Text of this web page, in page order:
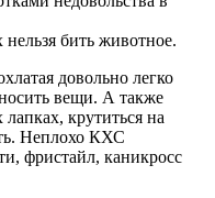
нельзя бить животное.
довольно легко
вещи. А также
крутиться на
Неплохо КХС
фристайл, каникросс